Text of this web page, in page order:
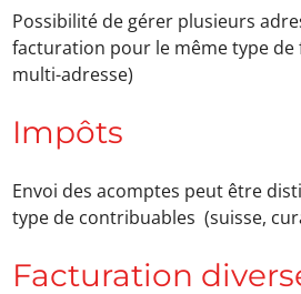
Possibilité de gérer plusieurs
facturation pour le même type
multi-adresse)
Impôts
Envoi des acomptes peut être
type de contribuables (suisse,
Facturation